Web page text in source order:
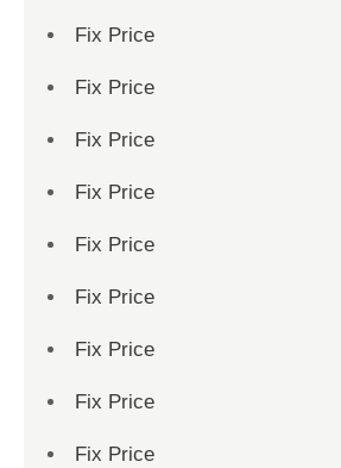
Fix Price
Fix Price
Fix Price
Fix Price
Fix Price
Fix Price
Fix Price
Fix Price
Fix Price